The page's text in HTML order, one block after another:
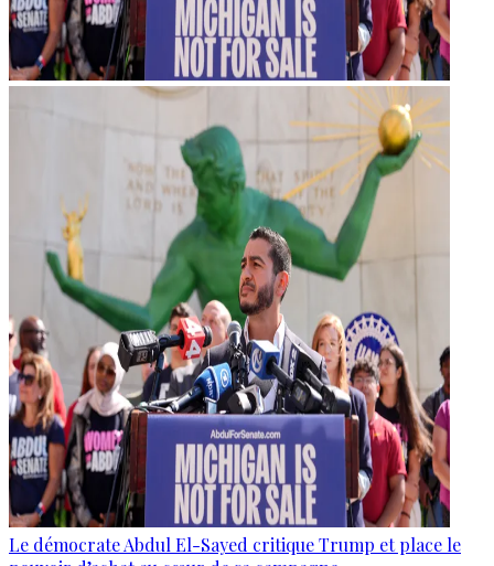
Le démocrate Abdul El-Sayed critique Trump et place le